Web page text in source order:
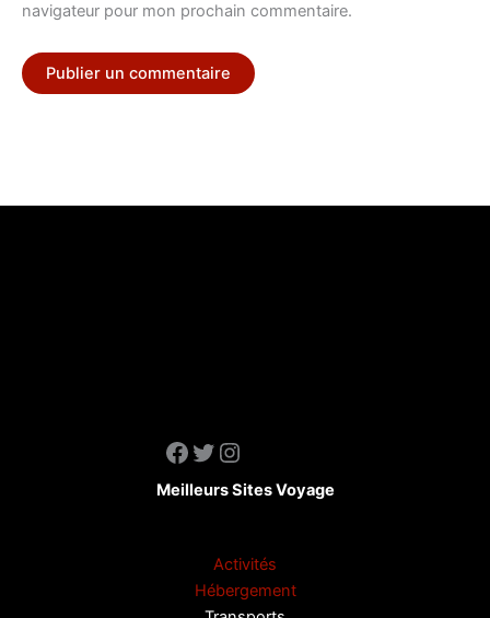
navigateur pour mon prochain commentaire.
Facebook Twitter Instagram
Meilleurs Sites Voyage
Activités
Hébergement